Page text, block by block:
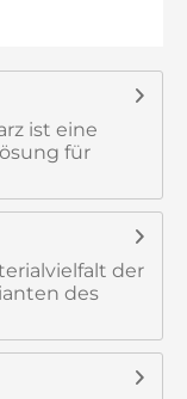
ist eine
für
der
des